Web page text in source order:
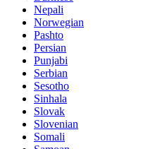
Nepali
Norwegian
Pashto
Persian
Punjabi
Serbian
Sesotho
Sinhala
Slovak
Slovenian
Somali